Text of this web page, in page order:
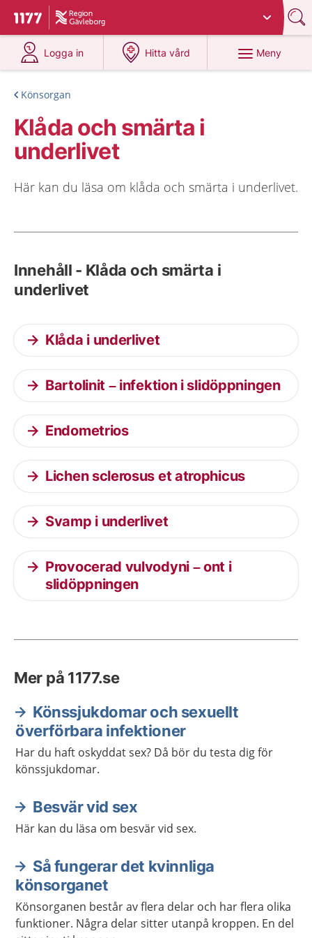
Till startsidan för 1177
Du har valt region
Logga in
på 1177.se
Hitta vård
på 1177.se
Meny
Könsorgan
Klåda och smärta i
underlivet
Här kan du läsa om klåda och smärta i underlivet.
Innehåll - Klåda och smärta i
underlivet
Klåda i underlivet
Bartolinit – infektion i slidöppningen
Endometrios
Lichen sclerosus et atrophicus
Svamp i underlivet
Provocerad vulvodyni – ont i
slidöppningen
Mer på 1177.se
Könssjukdomar och sexuellt
överförbara infektioner
Har du haft oskyddat sex? Då bör du testa dig för
könssjukdomar.
Besvär vid sex
Här kan du läsa om besvär vid sex.
Så fungerar det kvinnliga
könsorganet
Könsorganen består av flera delar och har flera olika
funktioner. Några delar sitter utanpå kroppen. En del